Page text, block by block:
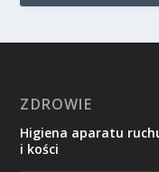
ZDROWIE
Higiena aparatu
i kości